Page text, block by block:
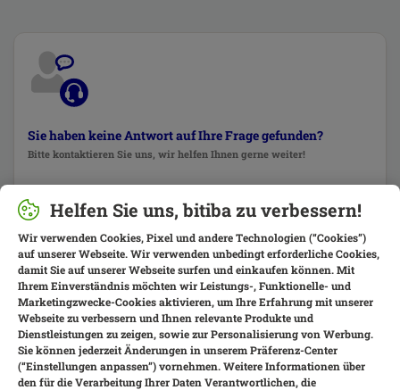
Sie haben keine Antwort auf Ihre Frage gefunden?
Bitte kontaktieren Sie uns, wir helfen Ihnen gerne weiter!
Kontaktieren Sie uns
Helfen Sie uns, bitiba zu verbessern!
Wir verwenden Cookies, Pixel und andere Technologien (“Cookies”)
auf unserer Webseite. Wir verwenden unbedingt erforderliche Cookies,
damit Sie auf unserer Webseite surfen und einkaufen können. Mit
Ihrem Einverständnis möchten wir Leistungs-, Funktionelle- und
Marketingzwecke-Cookies aktivieren, um Ihre Erfahrung mit unserer
Webseite zu verbessern und Ihnen relevante Produkte und
Dienstleistungen zu zeigen, sowie zur Personalisierung von Werbung.
Sie können jederzeit Änderungen in unserem Präferenz-Center
(“Einstellungen anpassen”) vornehmen. Weitere Informationen über
den für die Verarbeitung Ihrer Daten Verantwortlichen, die